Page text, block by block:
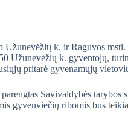
k. ir Raguvos
Užunevėžių k. gyventojų,
pritarė gyvenamųjų
Savivaldybės
gyvenviečių ribomis bus